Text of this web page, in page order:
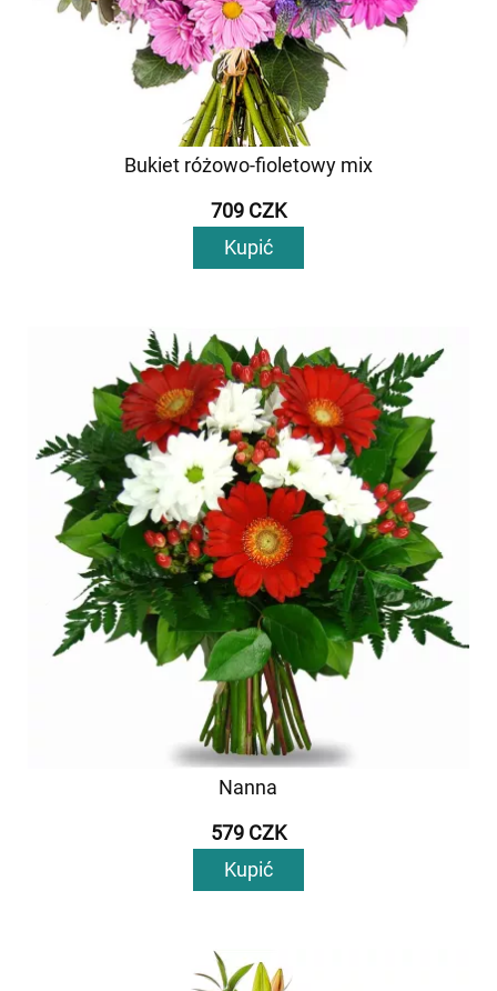
Bukiet różowo-fioletowy mix
709 CZK
Kupić
Nanna
579 CZK
Kupić